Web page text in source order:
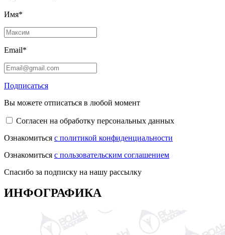
Имя*
Email*
Подписаться
Вы можете отписаться в любой момент
Согласен на обработку персональных данных
Ознакомиться с политикой конфиденциальности
Ознакомиться с пользовательским соглашением
Спасибо за подписку на нашу рассылку
ИНФОГРАФИКА